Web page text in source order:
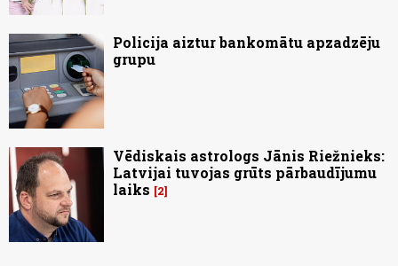
Policija aiztur bankomātu apzadzēju
grupu
Vēdiskais astrologs Jānis Riežnieks:
Latvijai tuvojas grūts pārbaudījumu
laiks
2